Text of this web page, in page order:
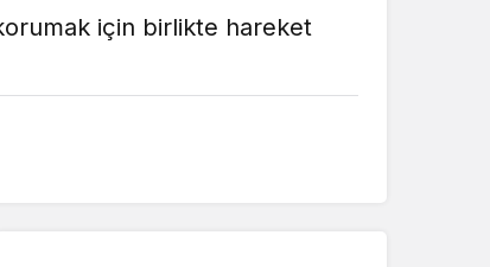
için birlikte hareket